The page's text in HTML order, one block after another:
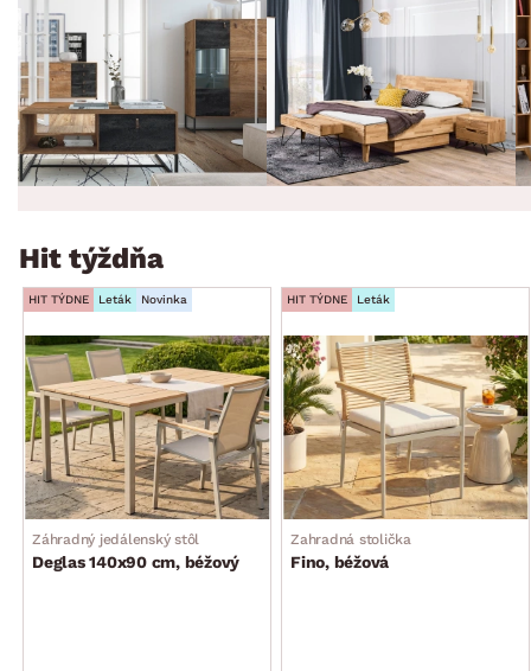
Hit týždňa
HIT TÝDNE Leták Novinka
Záhradný jedálenský stôl
Deglas 140x90 cm, béžový
HIT TÝDNE Leták
Zahradná stolička
Fino, béžová